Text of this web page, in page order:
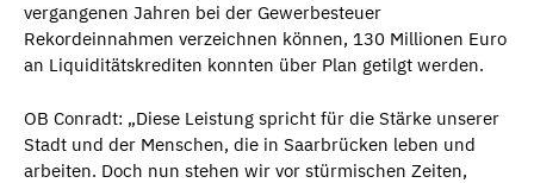
vergangenen Jahren bei der Gewerbesteuer
Rekordeinnahmen verzeichnen können, 130 Millionen Euro
an Liquiditätskrediten konnten über Plan getilgt werden.
OB Conradt: „Diese Leistung spricht für die Stärke unserer
Stadt und der Menschen, die in Saarbrücken leben und
arbeiten. Doch nun stehen wir vor stürmischen Zeiten,